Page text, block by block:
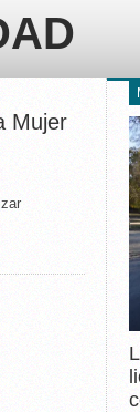
FOTONOTICIA
EL AULA SIN
LOOK TOTAL
RINCÓN
TRIBUNA CON
EL RINCÓN DE
RUTA DE LA
LA VOZ DE LA
EXPERIENCIA
IN MEMORIAM
MEMORIA
UN MINUTO EN
Mujer